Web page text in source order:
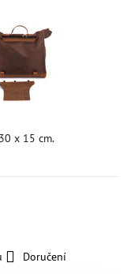
x 15 cm.
Doručení